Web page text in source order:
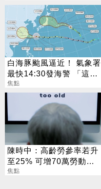
白海豚颱風逼近！ 氣象署
最快14:30發海警 「這
天」風雨最猛烈
焦點
陳時中：高齡勞參率若升
至25% 可增70萬勞動人
口
焦點